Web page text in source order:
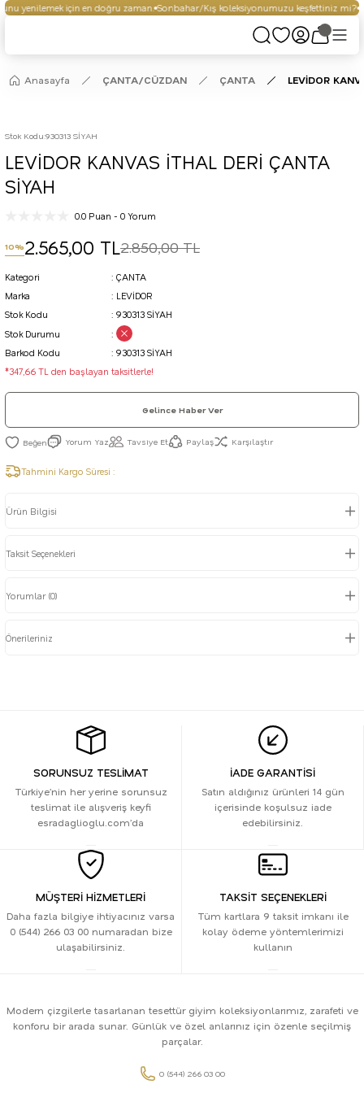
yenilemek için en doğru zaman. Sonbahar/Kış koleksiyonumuzu keşfettiniz mi?
Anasayfa ÇANTA/CÜZDAN ÇANTA LEVİDOR
Stok Kodu:930313 SİYAH
LEVİDOR KANVAS İTHAL DERİ ÇANTA
SİYAH
0.0 Puan - 0 Yorum
10%2.565,00 TL2.850,00 TL
Kategori
ÇANTA
Marka
LEVİDOR
Stok Kodu
930313 SİYAH
Stok Durumu
Barkod Kodu
930313 SİYAH
*347,66 TL den başlayan taksitlerle!
Gelince Haber Ver
Yorum Yaz Tavsiye Et Paylaş Karşılaştır
Tahmini Kargo Süresi :
Ürün Bilgisi
Taksit Seçenekleri
Yorumlar (0)
Önerileriniz
SORUNSUZ TESLİMAT
Türkiye’nin her yerine sorunsuz
teslimat ile alışveriş keyfi
esradaglioglu.com’da
İADE GARANTİSİ
Satın aldığınız ürünleri 14 gün
içerisinde koşulsuz iade
edebilirsiniz.
MÜŞTERİ HİZMETLERİ
Daha fazla bilgiye ihtiyacınız varsa
0 (544) 266 03 00 numaradan bize
ulaşabilirsiniz.
TAKSİT SEÇENEKLERİ
Tüm kartlara 9 taksit imkanı ile
kolay ödeme yöntemlerimizi
kullanın
Modern çizgilerle tasarlanan tesettür giyim koleksiyonlarımız, zarafeti ve
konforu bir arada sunar. Günlük ve özel anlarınız için özenle seçilmiş
parçalar.
0 (544) 266 03 00